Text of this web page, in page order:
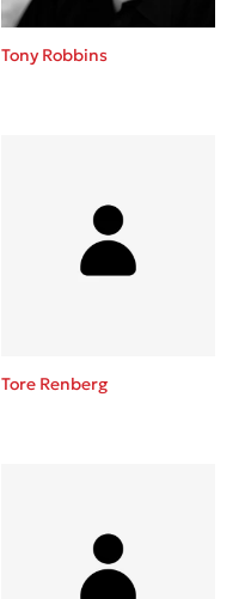
Tony Robbins
Tore Renberg